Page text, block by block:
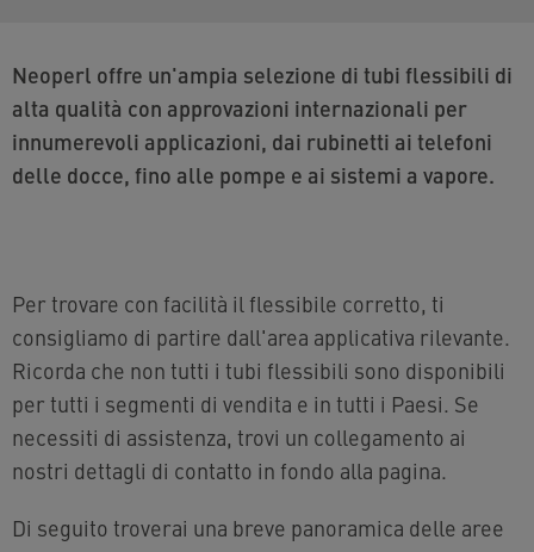
Neoperl offre un'ampia selezione di tubi flessibili di
alta qualità con approvazioni internazionali per
innumerevoli applicazioni, dai rubinetti ai telefoni
delle docce, fino alle pompe e ai sistemi a vapore.
Per trovare con facilità il flessibile corretto, ti
consigliamo di partire dall'area applicativa rilevante.
Ricorda che non tutti i tubi flessibili sono disponibili
per tutti i segmenti di vendita e in tutti i Paesi. Se
necessiti di assistenza, trovi un collegamento ai
nostri dettagli di contatto in fondo alla pagina.
Di seguito troverai una breve panoramica delle aree